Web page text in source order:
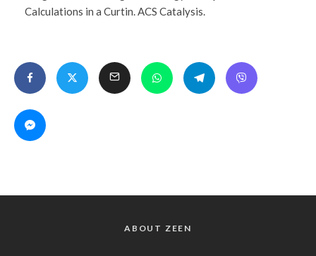
Calculations in a Curtin. ACS Catalysis.
ABOUT ZEEN